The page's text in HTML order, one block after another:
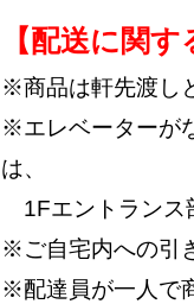
【配送に関
※商品は軒先渡し
※エレベーターが
は、
1Fエントランス
※ご自宅内への引
※配達員が一人で